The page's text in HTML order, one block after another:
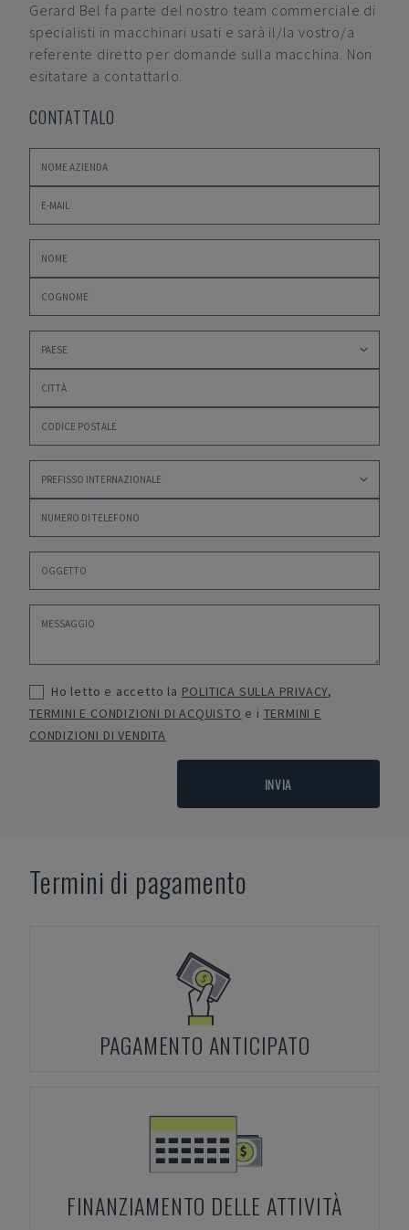
Gerard Bel fa parte del nostro team commerciale di
specialisti in macchinari usati e sarà il/la vostro/a
referente diretto per domande sulla macchina. Non
esitatare a contattarlo.
CONTATTALO
Ho letto e accetto la POLITICA SULLA PRIVACY,
TERMINI E CONDIZIONI DI ACQUISTO e i TERMINI E
CONDIZIONI DI VENDITA
INVIA
Termini di pagamento
PAGAMENTO ANTICIPATO
FINANZIAMENTO DELLE ATTIVITÀ